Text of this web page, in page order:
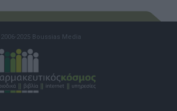
2025 Boussias Media